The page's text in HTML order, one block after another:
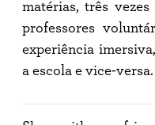
matérias, três
professores
experiência
a escola e vice-versa.